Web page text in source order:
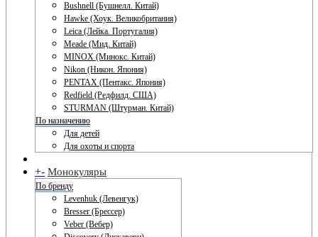
Bushnell (Бушнелл. Китай)
Hawke (Хоук. Великобритания)
Leica (Лейка. Португалия)
Meade (Мид. Китай)
MINOX (Минокс. Китай)
Nikon (Никон. Япония)
PENTAX (Пентакс. Япония)
Redfield (Редфилд. США)
STURMAN (Штурман. Китай)
По назначению
Для детей
Для охоты и спорта
+- Монокуляры
По бренду
Levenhuk (Левенгук)
Bresser (Брессер)
Veber (Вебер)